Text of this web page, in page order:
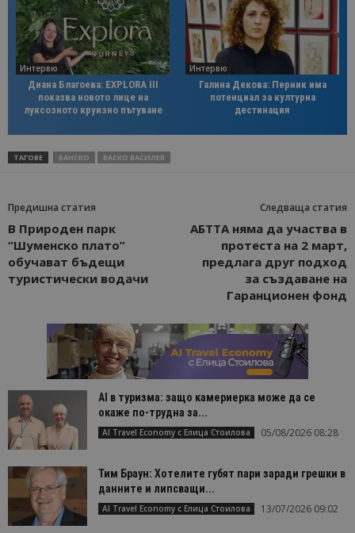
Интервю
Диана Благоева: EXPLORA III
показва новото лице на
луксозното круизно пътуване
Интервю
Галина Декова: Перник има
потенциал за културна
дестинация
ТАГОВЕ БАНСКО ВАСКО ВАСИЛЕВ
Предишна статия
В Природен парк
“Шуменско плато”
обучават бъдещи
туристически водачи
Следваща статия
АБТТА няма да участва в
протеста на 2 март,
предлага друг подход
за създаване на
Гаранционен фонд
AI в туризма: защо камериерка може да се
окаже по-трудна за...
AI Travel Economy с Елица Стоилова 05/08/2026 08:28
Тим Браун: Хотелите губят пари заради грешки в
данните и липсващи...
AI Travel Economy с Елица Стоилова 13/07/2026 09:02